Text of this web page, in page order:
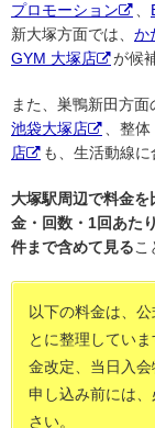
プロモーション
新大塚方面では、 か
GYM 大塚店
が候
また、巣鴨新田方面
池袋大塚店
、整
店
も、生活動線に
大塚駅周辺で料金
金・回数・1回あた
件まで含めて見るこ
以下の料金は、
とに整理してい
金改定、当日入会
申し込み前には
さい。